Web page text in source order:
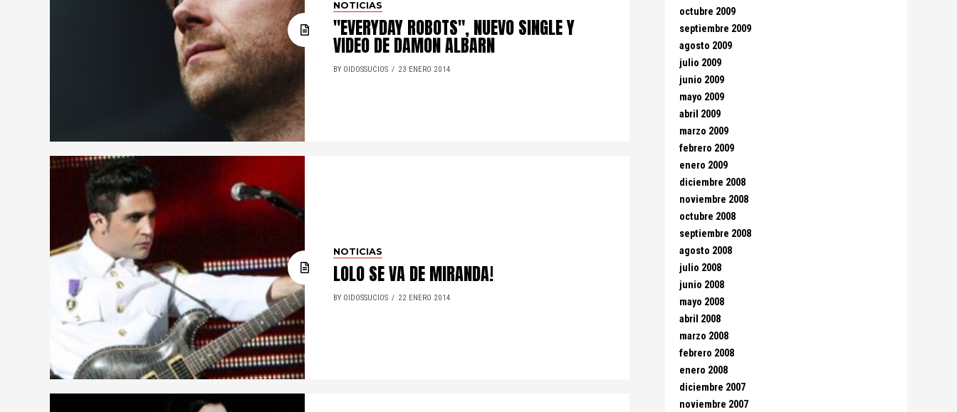
NOTICIAS
"EVERYDAY ROBOTS", NUEVO SINGLE Y
VIDEO DE DAMON ALBARN
BY OIDOSSUCIOS 23 ENERO 2014
NOTICIAS
LOLO SE VA DE MIRANDA!
BY OIDOSSUCIOS 22 ENERO 2014
octubre 2009
septiembre 2009
agosto 2009
julio 2009
junio 2009
mayo 2009
abril 2009
marzo 2009
febrero 2009
enero 2009
diciembre 2008
noviembre 2008
octubre 2008
septiembre 2008
agosto 2008
julio 2008
junio 2008
mayo 2008
abril 2008
marzo 2008
febrero 2008
enero 2008
diciembre 2007
noviembre 2007